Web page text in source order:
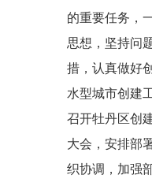
的重要任务，
思想，坚持问
措，认真做好
水型城市创建
召开牡丹区创
大会，安排部
织协调，加强